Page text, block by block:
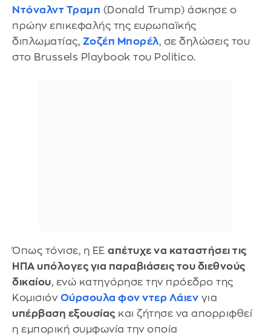
Ντόναλντ Τραμπ (Donald Trump) άσκησε ο
πρώην επικεφαλής της ευρωπαϊκής
διπλωματίας, Ζοζέπ Μπορέλ, σε δηλώσεις του
στο Brussels Playbook του Politico.
Όπως τόνισε, η ΕΕ απέτυχε να καταστήσει τις
ΗΠΑ υπόλογες για παραβιάσεις του διεθνούς
δικαίου, ενώ κατηγόρησε την πρόεδρο της
Κομισιόν Ούρσουλα φον ντερ Λάιεν για
υπέρβαση εξουσίας και ζήτησε να απορριφθεί
η εμπορική συμφωνία την οποία